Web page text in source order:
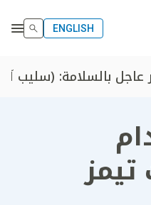
ENGLISH
عاجل بالسلامة: (سليب